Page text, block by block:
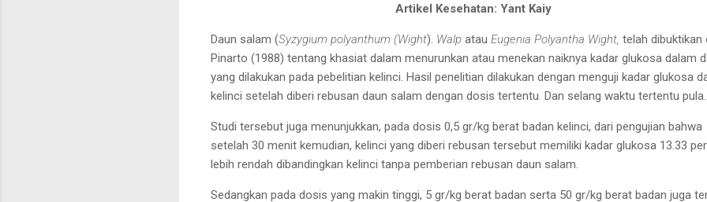
Artikel Kesehatan: Yant Kaiy
Daun salam (Syzygium polyanthum (Wight). Walp atau Eugenia Polyantha Wight, telah dibuktikan
Pinarto (1988) tentang khasiat dalam menurunkan atau menekan naiknya kadar glukosa dalam
yang dilakukan pada pebelitian kelinci. Hasil penelitian dilakukan dengan menguji kadar glukosa
kelinci setelah diberi rebusan daun salam dengan dosis tertentu Dan selang waktu tertentu pula.
Studi tersebut juga menunjukkan, pada dosis 0,5 gr/kg berat badan kelinci, dari pengujian bahwa
setelah 30 menit kemudian, kelinci yang diberi rebusan tersebut memiliki kadar glukosa 13.33
lebih rendah dibandingkan kelinci tanpa pemberian rebusan daun salam.
Sedangkan pada dosis yang makin tinggi, 5 gr/kg berat badan serta 50 gr/kg berat badan juga